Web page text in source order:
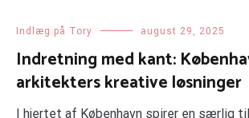
Indlæg på Tory august 29, 2025
Indretning med kant:
arkitekters kreative løsninger
I hjertet af København spirer en særlig